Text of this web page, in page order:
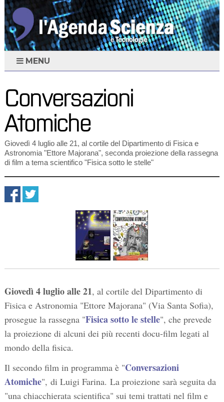
MENU
Conversazioni
Atomiche
Giovedì 4 luglio alle 21, al cortile del Dipartimento di Fisica e
Astronomia "Ettore Majorana", seconda proiezione della rassegna
di film a tema scientifico "Fisica sotto le stelle"
Giovedì 4 luglioalle 21, al cortile del Dipartimento di
Fisica e Astronomia "Ettore Majorana" (Via Santa Sofia),
prosegue la rassegna "Fisica sotto le stelle", che prevede
la proiezione di alcuni dei più recenti docu-film legati al
mondo della fisica.
Il secondo film in programma è "Conversazioni
Atomiche", di Luigi Farina. La proiezione sarà seguita da
"una chiacchierata scientifica" sui temi trattati nel film e